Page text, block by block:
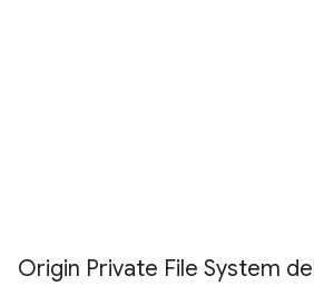
Origin Private File System